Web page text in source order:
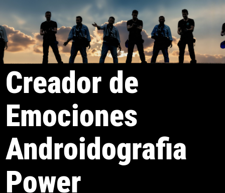
al
contenido
Creador de
Emociones
Androidografia
Power